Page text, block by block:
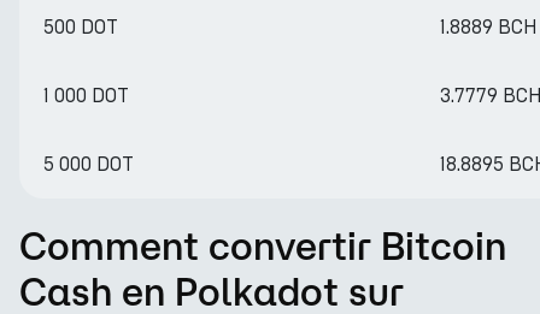
500 DOT 1.8889 BCH
1 000 DOT 3.7779
5 000 DOT 18.8895
Comment convertir Bitcoin
Cash en Polkadot sur